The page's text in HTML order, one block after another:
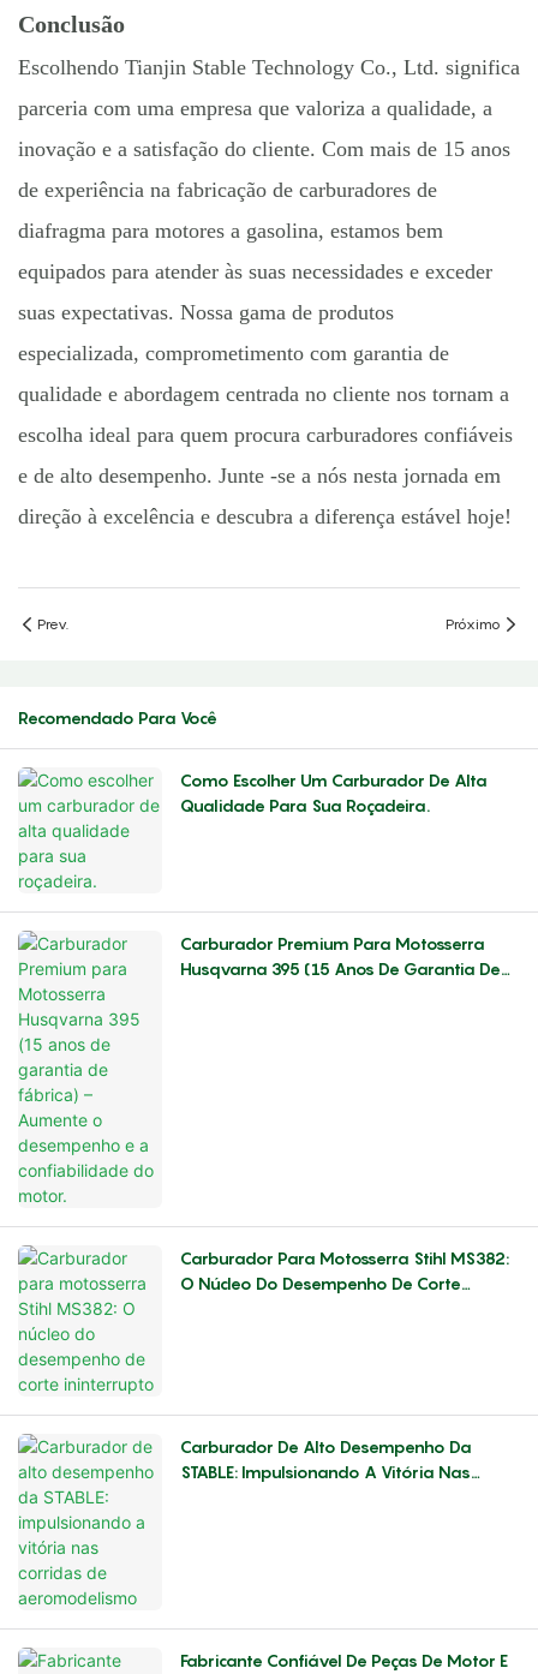
Conclusão
Escolhendo Tianjin Stable Technology Co., Ltd. significa
parceria com uma empresa que valoriza a qualidade, a
inovação e a satisfação do cliente. Com mais de 15 anos
de experiência na fabricação de carburadores de
diafragma para motores a gasolina, estamos bem
equipados para atender às suas necessidades e exceder
suas expectativas. Nossa gama de produtos
especializada, comprometimento com garantia de
qualidade e abordagem centrada no cliente nos tornam a
escolha ideal para quem procura carburadores confiáveis ​​
e de alto desempenho. Junte -se a nós nesta jornada em
direção à excelência e descubra a diferença estável hoje!
Prev. Próximo
Recomendado Para Você
Como Escolher Um Carburador De Alta
Qualidade Para Sua Roçadeira.
Carburador Premium Para Motosserra
Husqvarna 395 (15 Anos De Garantia De
Carburador Para Motosserra Stihl MS382:
O Núcleo Do Desempenho De Corte
Carburador De Alto Desempenho Da
STABLE: Impulsionando A Vitória Nas
Fabricante Confiável De Peças De Motor E